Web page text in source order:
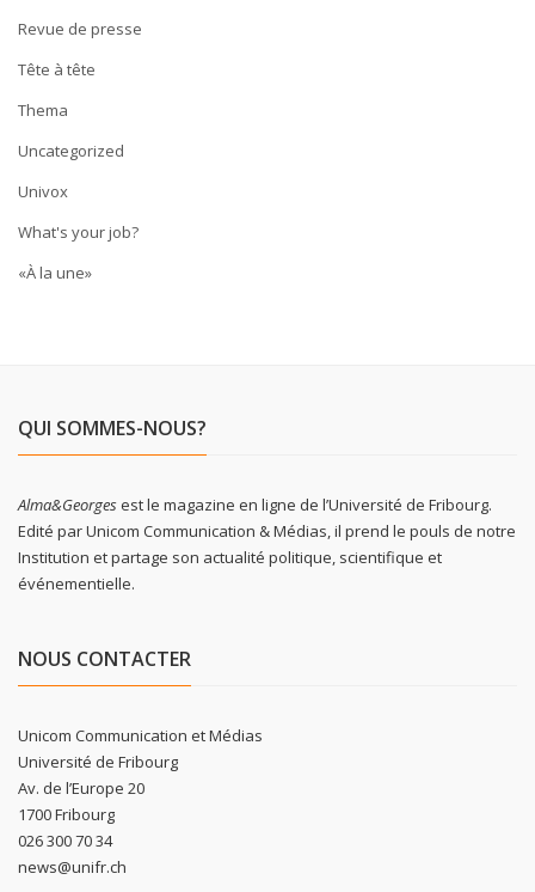
Revue de presse
Tête à tête
Thema
Uncategorized
Univox
What's your job?
«À la une»
QUI SOMMES-NOUS?
Alma&Georgesest le magazine en ligne de l’Université de Fribourg.
Edité par Unicom Communication & Médias, il prend le pouls de notre
Institution et partage son actualité politique, scientifique et
événementielle.
NOUS CONTACTER
Unicom Communication et Médias
Université de Fribourg
Av. de l’Europe 20
1700 Fribourg
026 300 70 34
news@unifr.ch